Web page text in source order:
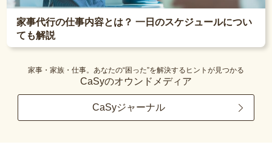
家事代行の仕事内容とは？ 一日のスケジュールについ
ても解説
家事・家族・仕事。あなたの“困った”を解決するヒントが見つかる
CaSyのオウンドメディア
CaSyジャーナル